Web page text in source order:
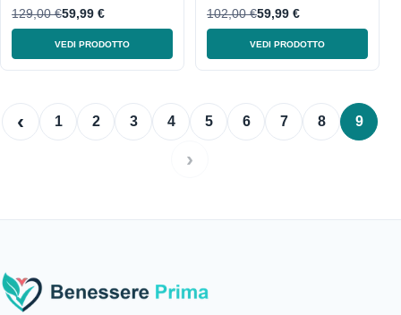
129,00 €59,99 €
VEDI PRODOTTO
102,00 €59,99 €
VEDI PRODOTTO
‹ 1 2 3 4 5 6 7 8 9
›